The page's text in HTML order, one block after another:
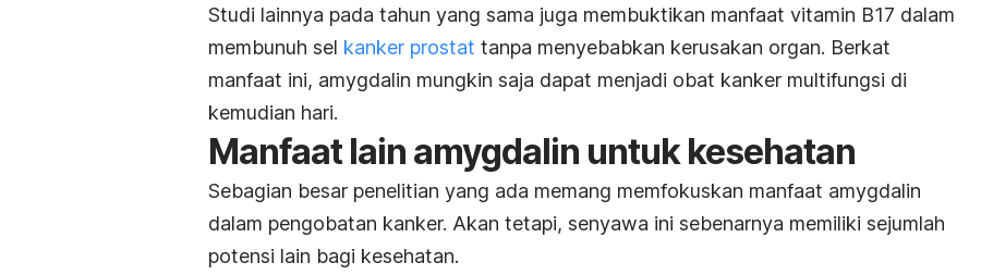
Studi lainnya pada tahun yang sama juga membuktikan manfaat vitamin B17 dalam
membunuh sel kanker prostat tanpa menyebabkan kerusakan organ. Berkat
manfaat ini, amygdalin mungkin saja dapat menjadi obat kanker multifungsi di
kemudian hari.
Manfaat lain amygdalin untuk kesehatan
Sebagian besar penelitian yang ada memang memfokuskan manfaat amygdalin
dalam pengobatan kanker. Akan tetapi, senyawa ini sebenarnya memiliki sejumlah
potensi lain bagi kesehatan.